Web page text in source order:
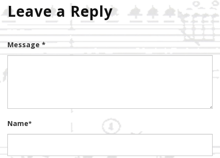
Leave a Reply
Message *
Name*